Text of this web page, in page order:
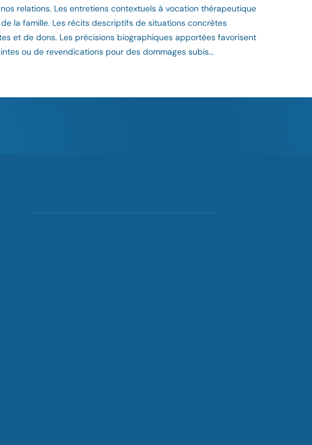
relations. Les entretiens contextuels à vocation thérapeutique
la famille. Les récits descriptifs de situations concrètes
et de dons. Les précisions biographiques apportées favorisent
ou de revendications pour des dommages subis…